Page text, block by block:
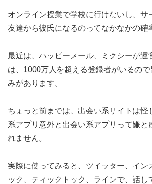
オンライン授業で学校に行けないし、サ
友達から彼氏になるのってなかなかの確
最近は、ハッピーメール、ミクシーが運
は、1000万人を超える登録者がいるの
みがあります。
ちょっと前までは、出会い系サイトは怪
系アプリ意外と出会い系アプリって嫌と
れません。
実際に使ってみると、ツイッター、イン
ック、ティックトック、ラインで、話し